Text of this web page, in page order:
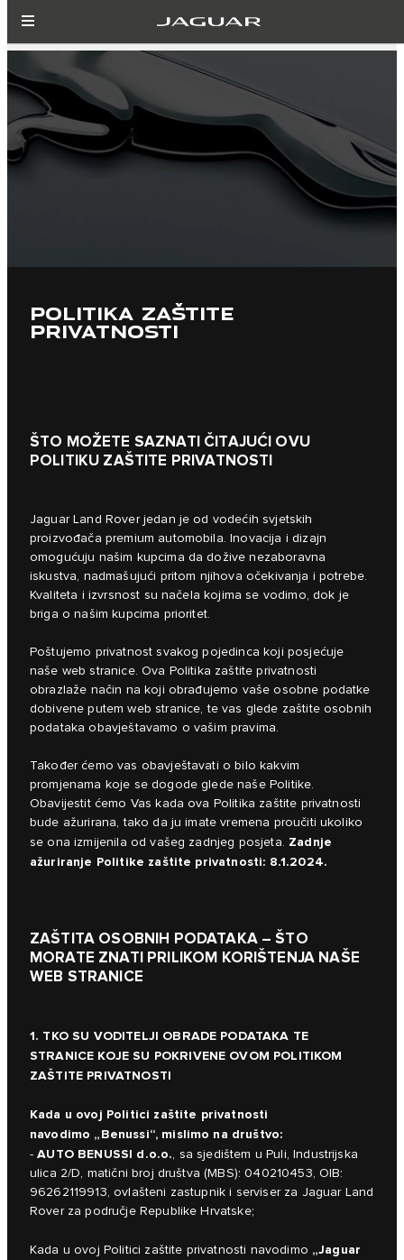
POLITIKA ZAŠTITE
PRIVATNOSTI
ŠTO MOŽETE SAZNATI ČITAJUĆI OVU
POLITIKU ZAŠTITE PRIVATNOSTI
Jaguar Land Rover jedan je od vodećih svjetskih
proizvođača premium automobila. Inovacija i dizajn
omogućuju našim kupcima da dožive nezaboravna
iskustva, nadmašujući pritom njihova očekivanja i potrebe.
Kvaliteta i izvrsnost su načela kojima se vodimo, dok je
briga o našim kupcima prioritet.
Poštujemo privatnost svakog pojedinca koji posjećuje
naše web stranice. Ova Politika zaštite privatnosti
obrazlaže način na koji obrađujemo vaše osobne podatke
dobivene putem web stranice, te vas glede zaštite osobnih
podataka obavještavamo o vašim pravima.
Također ćemo vas obavještavati o bilo kakvim
promjenama koje se dogode glede naše Politike.
Obavijestit ćemo Vas kada ova Politika zaštite privatnosti
bude ažurirana, tako da ju imate vremena proučiti ukoliko
se ona izmijenila od vašeg zadnjeg posjeta. Zadnje
ažuriranje Politike zaštite privatnosti: 8.1.2024.
ZAŠTITA OSOBNIH PODATAKA – ŠTO
MORATE ZNATI PRILIKOM KORIŠTENJA NAŠE
WEB STRANICE
1. TKO SU VODITELJI OBRADE PODATAKA TE
STRANICE KOJE SU POKRIVENE OVOM POLITIKOM
ZAŠTITE PRIVATNOSTI
Kada u ovoj Politici zaštite privatnosti
navodimo „Benussi“, mislimo na društvo:
-AUTO BENUSSI d.o.o., sa sjedištem u Puli, Industrijska
ulica 2/D, matični broj društva (MBS): 040210453, OIB:
96262119913, ovlašteni zastupnik i serviser za Jaguar Land
Rover za područje Republike Hrvatske;
Kada u ovoj Politici zaštite privatnosti navodimo „Jaguar